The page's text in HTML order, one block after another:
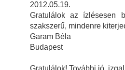
2012.05.19.
Gratulálok az ízlésesen
szakszerű, mindenre
Garam Béla
Budapest